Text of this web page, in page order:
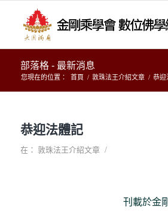
部落格 - 最新消息
您現在的位置： 首頁 / 敦珠法王介紹文章 / 恭迎
恭迎法體記
在： 敦珠法王介紹文章 /
刊載於金